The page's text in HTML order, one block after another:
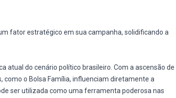
fator estratégico em sua campanha, solidificando a
atual do cenário político brasileiro. Com a ascensão de
como o Bolsa Família, influenciam diretamente a
ser utilizada como uma ferramenta poderosa nas